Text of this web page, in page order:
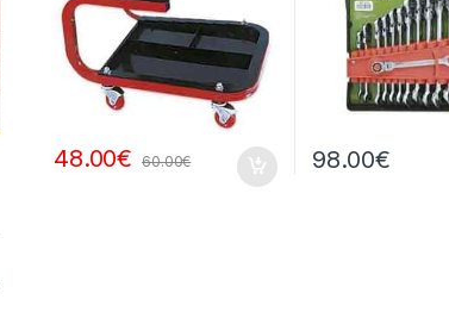
48.00€ 60.00€ 98.00€